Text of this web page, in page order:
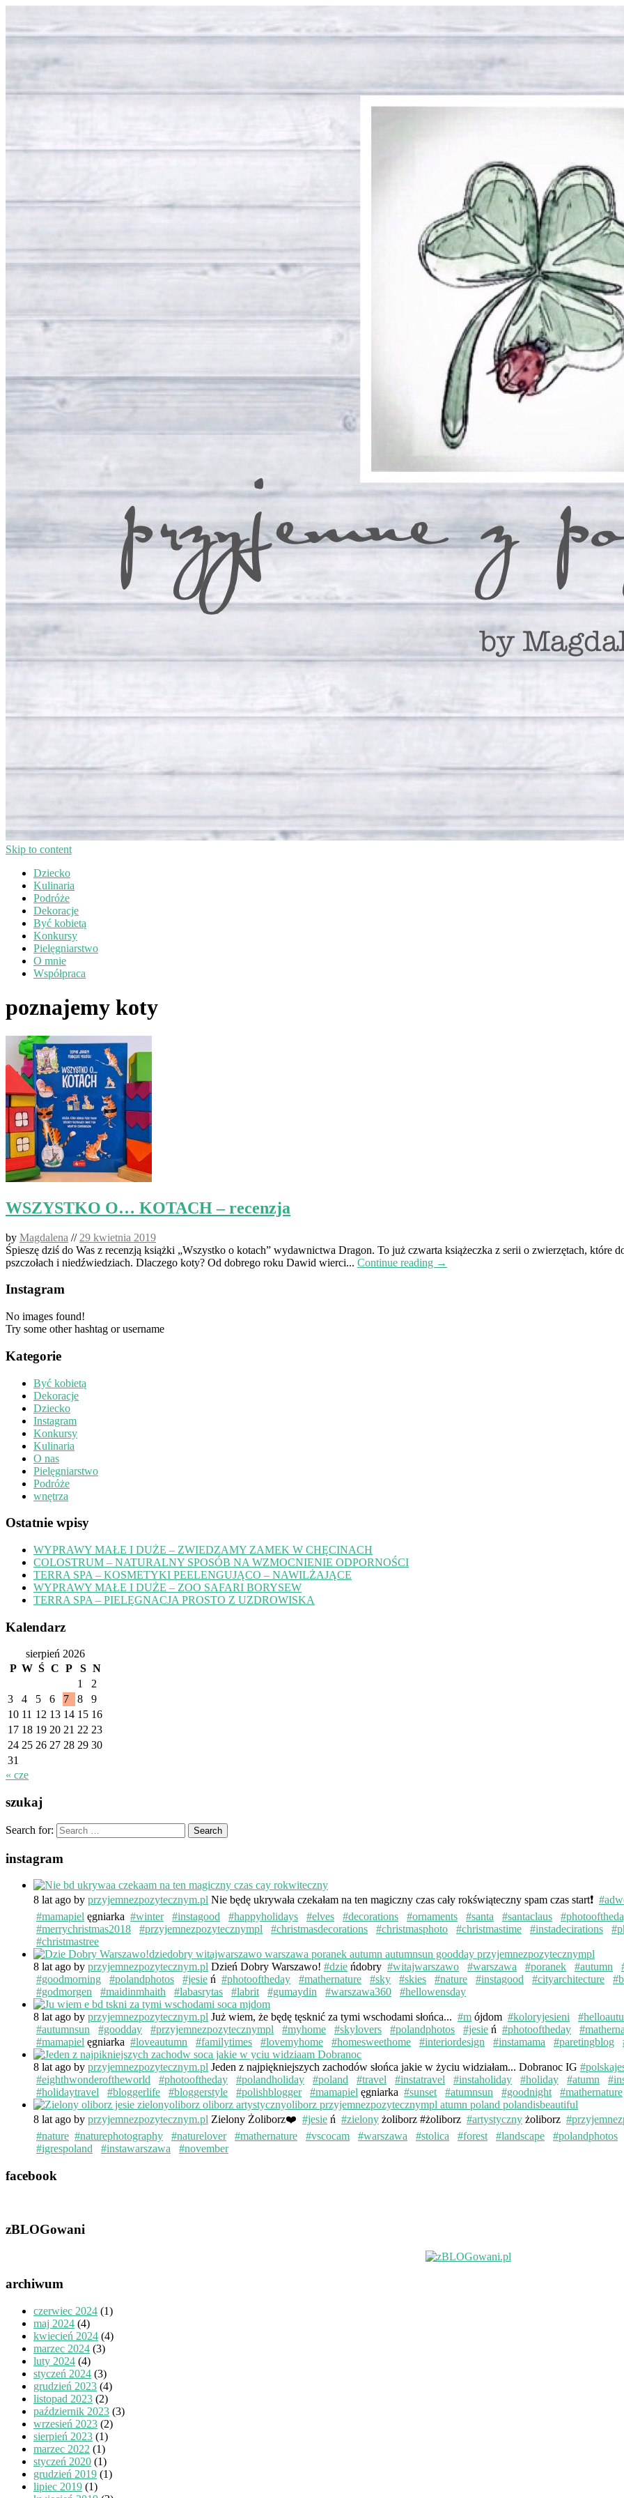
Skip to content
Dziecko
Kulinaria
Podróże
Dekoracje
Być kobietą
Konkursy
Pielęgniarstwo
O mnie
Współpraca
poznajemy koty
WSZYSTKO O… KOTACH – recenzja
by Magdalena // 29 kwietnia 2019
Śpieszę dziś do Was z recenzją książki „Wszystko o kotach” wydawnictwa Dragon. To już czwarta książeczka z serii o zwierzętach, które
pszczołach i niedźwiedziach. Dlaczego koty? Od dobrego roku Dawid wierci... Continue reading →
Instagram
No images found!
Try some other hashtag or username
Kategorie
Być kobietą
Dekoracje
Dziecko
Instagram
Konkursy
Kulinaria
O nas
Pielęgniarstwo
Podróże
wnętrza
Ostatnie wpisy
WYPRAWY MAŁE I DUŻE – ZWIEDZAMY ZAMEK W CHĘCINACH
COLOSTRUM – NATURALNY SPOSÓB NA WZMOCNIENIE ODPORNOŚCI
TERRA SPA – KOSMETYKI PEELENGUJĄCO – NAWILŻAJĄCE
WYPRAWY MAŁE I DUŻE – ZOO SAFARI BORYSEW
TERRA SPA – PIELĘGNACJA PROSTO Z UZDROWISKA
Kalendarz
sierpień 2026
P W Ś C P S N
1
2
3
4 5 6 7 8
9
10 11 12 13 14 15 16
17 18 19 20 21 22 23
24 25 26 27 28 29 30
31
« cze
szukaj
Search for:
instagram
8 lat ago by przyjemnezpozytecznym.pl Nie będę ukrywała czekałam na ten magiczny czas cały rokświąteczny spam czas start❗️
#mamapiel ęgniarka #winter #instagood #happyholidays #elves #decorations #ornaments #santa #santaclaus
#merrychristmas2018
#przyjemnezpozytecznympl #christmasdecorations #christmasphoto #christmastime #instadecirations
#christmastree
8 lat ago by przyjemnezpozytecznym.pl Dzień Dobry Warszawo! #dzie ńdobry #witajwarszawo #warszawa #poranek #autumn
#goodmorning
#polandphotos #jesie ń #photooftheday #mathernature #sky #skies #nature #instagood #cityarchitecture
#godmorgen
#maidinmhaith #labasrytas #labrit #gumaydin #warszawa360 #hellowensday
8 lat ago by przyjemnezpozytecznym.pl Już wiem, że będę tęsknić za tymi wschodami słońca... #m ójdom #koloryjesieni
#autumnsun
#goodday #przyjemnezpozytecznympl #myhome #skylovers #polandphotos #jesie ń #photooftheday
#mamapiel ęgniarka #loveautumn #familytimes #lovemyhome #homesweethome #interiordesign #instamama #paretingblog
8 lat ago by przyjemnezpozytecznym.pl Jeden z najpiękniejszych zachodów słońca jakie w życiu widziałam... Dobranoc IG
#eighthwonderoftheworld
#photooftheday #polandholiday #poland #travel #instatravel #instaholiday #holiday #atumn
#holidaytravel
#bloggerlife #bloggerstyle #polishblogger #mamapiel ęgniarka #sunset #atumnsun #goodnight #mathernature
8 lat ago by przyjemnezpozytecznym.pl Zielony Żoliborz❤️ #jesie ń #zielony żoliborz #żoliborz #artystyczny żoliborz
#nature #naturephotography #naturelover #mathernature #vscocam #warszawa #stolica #forest #landscape #polandphotos
#igrespoland
#instawarszawa #november
facebook
zBLOGowani
archiwum
czerwiec 2024 (1)
maj 2024 (4)
kwiecień 2024 (4)
marzec 2024 (3)
luty 2024 (4)
styczeń 2024 (3)
grudzień 2023 (4)
listopad 2023 (2)
październik 2023 (3)
wrzesień 2023 (2)
sierpień 2023 (1)
marzec 2022 (1)
styczeń 2020 (1)
grudzień 2019 (1)
lipiec 2019 (1)